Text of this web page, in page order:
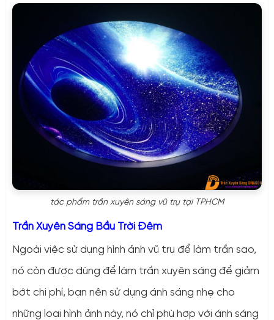
tác phẩm trần xuyên sáng vũ trụ tại TPHCM
Trần Xuyên Sáng Bầu Trời Đêm
Ngoài việc sử dụng hình ảnh vũ trụ để làm trần sao,
nó còn được dùng để làm trần xuyên sáng để giảm
bớt chi phí, bạn nên sử dụng ánh sáng nhẹ cho
những loại hình ảnh này, nó chỉ phù hợp với ánh sáng